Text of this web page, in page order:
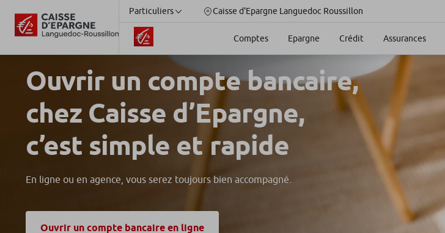
Particuliers Caisse d'Epargne Languedoc Roussillon
Comptes Epargne Crédit Assurances
Ouvrir un compte bancaire,
chez Caisse d’Epargne,
c’est simple et rapide
En ligne ou en agence, vous serez toujours bien accompagné.
Ouvrir un compte bancaire en ligne